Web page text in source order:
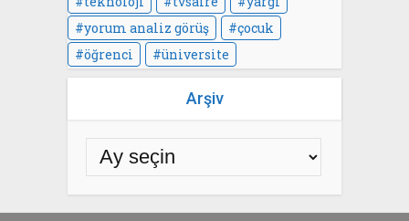
yorum analiz görüş
çocuk
öğrenci
üniversite
Arşiv